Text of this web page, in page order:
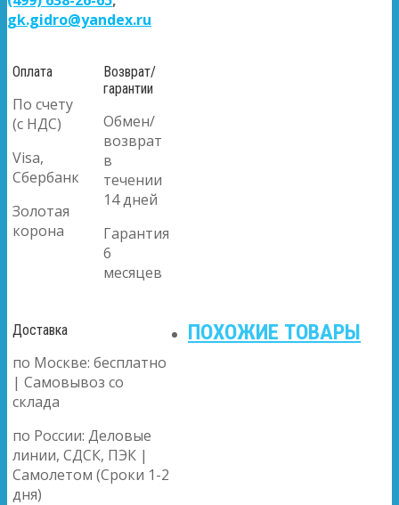
gk.gidro@yandex.ru
Оплата
По счету
(с НДС)
Visa,
Сбербанк
Золотая
корона
Возврат/
гарантии
Обмен/
возврат
в
течении
14 дней
Гарантия
6
месяцев
Доставка
по Москве: бесплатно
| Самовывоз со
склада
по России: Деловые
линии, СДСК, ПЭК |
Самолетом (Сроки 1-2
дня)
ПОХОЖИЕ ТОВАРЫ